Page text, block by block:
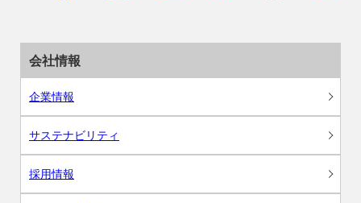
会社情報
企業情報
サステナビリティ
採用情報